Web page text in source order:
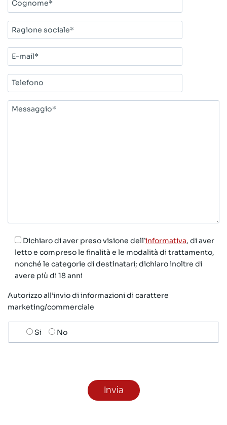
Ragione
sociale*
E-
mail*
Telefono
Messaggio*
Dichiaro di aver preso visione dell’informativa, di aver
letto e compreso le finalità e le modalità di trattamento,
nonché le categorie di destinatari; dichiaro inoltre di
avere più di 18 anni
Autorizzo all’invio di informazioni di carattere
marketing/commerciale
Scelta
invio
Si No